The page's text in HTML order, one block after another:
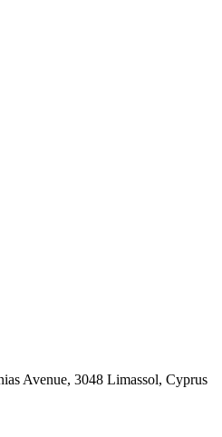
Avenue, 3048 Limassol, Cyprus